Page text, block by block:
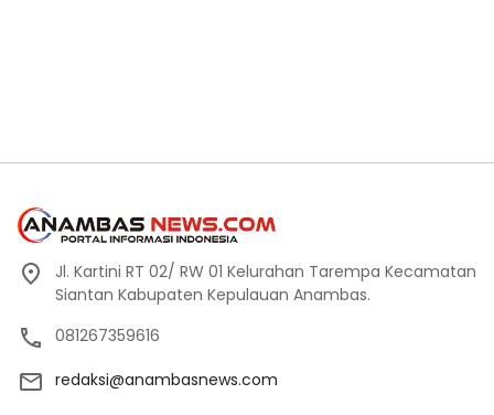
Jl. Kartini RT 02/ RW 01 Kelurahan Tarempa Kecamatan
Siantan Kabupaten Kepulauan Anambas.
081267359616
redaksi@anambasnews.com